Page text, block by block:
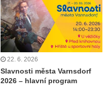
22. 6. 2026
Slavnosti města Varnsdorf
2026 – hlavní program